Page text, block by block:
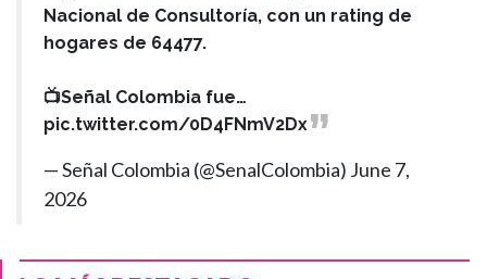
Nacional de Consultoría, con un rating de
hogares de 64477.
📺Señal Colombia fue…
pic.twitter.com/0D4FNmV2Dx
— Señal Colombia (@SenalColombia) June 7,
2026